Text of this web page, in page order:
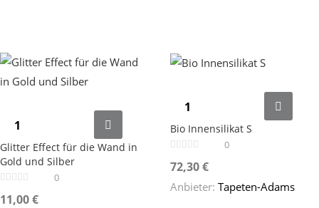
Glitter Effect für die Wand in
Gold und Silber
0
11,00€
Bio Innensilikat S
0
72,30€
Anbieter: Tapeten-Adams